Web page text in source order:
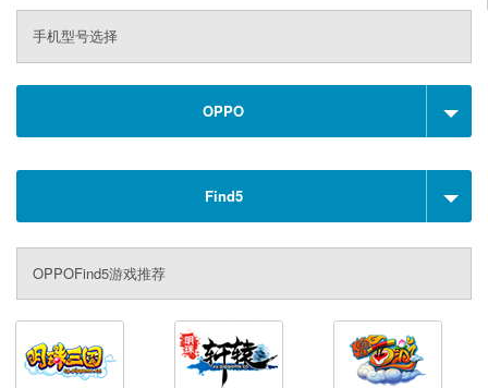
手机型号选择
OPPO
Find5
OPPOFind5游戏推荐